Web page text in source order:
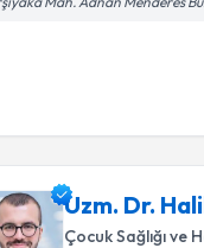
Uzm. Dr.
Çocuk Sağlığı ve